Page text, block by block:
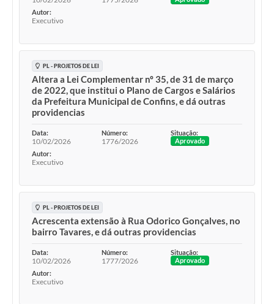
Autor:
Executivo
PL - PROJETOS DE LEI
Altera a Lei Complementar nº 35, de 31 de março
de 2022, que institui o Plano de Cargos e Salários
da Prefeitura Municipal de Confins, e dá outras
providencias
Data:
10/02/2026
Número:
1776/2026
Situação:
Aprovado
Autor:
Executivo
PL - PROJETOS DE LEI
Acrescenta extensão à Rua Odorico Gonçalves, no
bairro Tavares, e dá outras providencias
Data:
10/02/2026
Número:
1777/2026
Situação:
Aprovado
Autor:
Executivo